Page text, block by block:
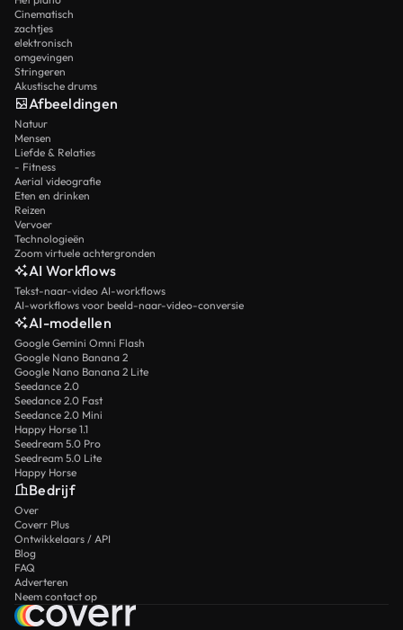
Cinematisch
zachtjes
elektronisch
omgevingen
Stringeren
Akustische drums
Afbeeldingen
Natuur
Mensen
Liefde & Relaties
- Fitness
Aerial videografie
Eten en drinken
Reizen
Vervoer
Technologieën
Zoom virtuele achtergronden
AI Workflows
Tekst-naar-video AI-workflows
AI-workflows voor beeld-naar-video-conversie
AI-modellen
Google Gemini Omni Flash
Google Nano Banana 2
Google Nano Banana 2 Lite
Seedance 2.0
Seedance 2.0 Fast
Seedance 2.0 Mini
Happy Horse 1.1
Seedream 5.0 Pro
Seedream 5.0 Lite
Happy Horse
Bedrijf
Over
Coverr Plus
Ontwikkelaars / API
Blog
FAQ
Adverteren
Neem contact op